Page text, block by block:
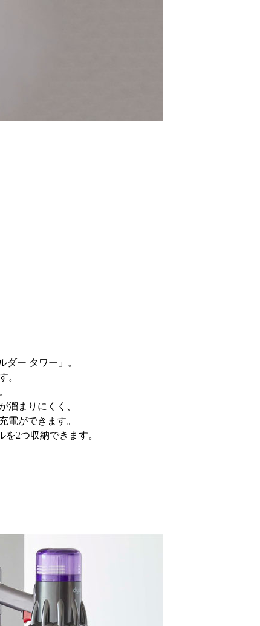
ー タワー」。
。
溜まりにくく、
電ができます。
2つ収納できます。